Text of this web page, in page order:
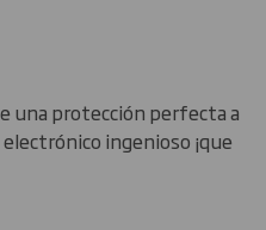
una protección perfecta a
ingenioso ¡que